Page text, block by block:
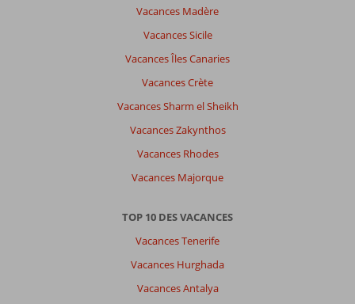
Vacances Madère
Vacances Sicile
Vacances Îles Canaries
Vacances Crète
Vacances Sharm el Sheikh
Vacances Zakynthos
Vacances Rhodes
Vacances Majorque
TOP 10 DES VACANCES
Vacances Tenerife
Vacances Hurghada
Vacances Antalya